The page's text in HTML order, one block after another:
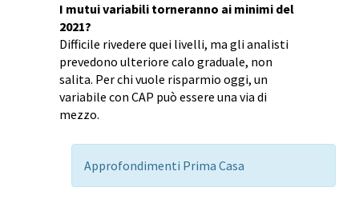
I mutui variabili torneranno ai minimi del
2021?
Difficile rivedere quei livelli, ma gli analisti
prevedono ulteriore calo graduale, non
salita. Per chi vuole risparmio oggi, un
variabile con CAP può essere una via di
mezzo.
Approfondimenti Prima Casa